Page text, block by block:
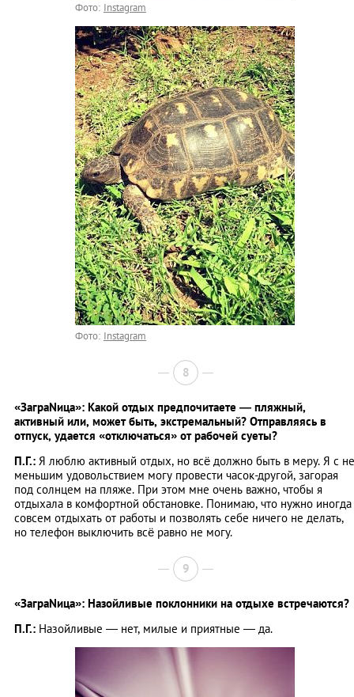
Фото: Instagram
Фото: Instagram
8
«ЗаграNица»: Какой отдых предпочитаете — пляжный,
активный или, может быть, экстремальный? Отправляясь в
отпуск, удается «отключаться» от рабочей суеты?
П.Г.: Я люблю активный отдых, но всё должно быть в меру. Я с не
меньшим удовольствием могу провести часок-другой, загорая
под солнцем на пляже. При этом мне очень важно, чтобы я
отдыхала в комфортной обстановке. Понимаю, что нужно иногда
совсем отдыхать от работы и позволять себе ничего не делать,
но телефон выключить всё равно не могу.
9
«ЗаграNица»: Назойливые поклонники на отдыхе встречаются?
П.Г.: Назойливые — нет, милые и приятные — да.